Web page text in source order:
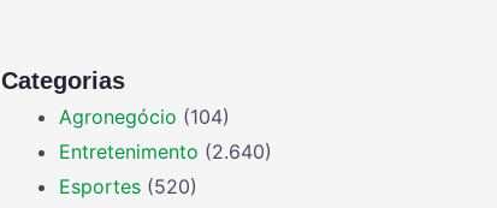
Categorias
Agronegócio (104)
Entretenimento (2.640)
Esportes (520)